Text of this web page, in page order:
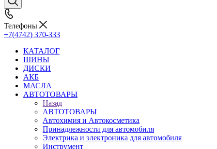
Телефоны
+7(4742) 370-333
КАТАЛОГ
ШИНЫ
ДИСКИ
АКБ
МАСЛА
АВТОТОВАРЫ
Назад
АВТОТОВАРЫ
Автохимия и Автокосметика
Принадлежности для автомобиля
Электрика и электроника для автомобиля
Инструмент